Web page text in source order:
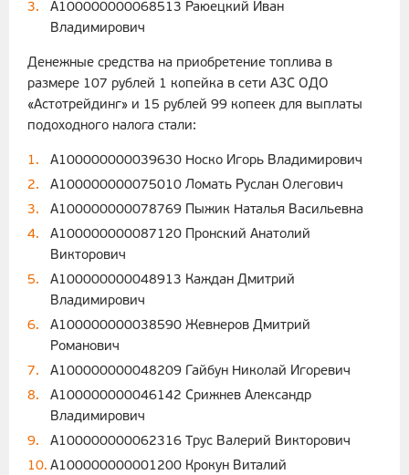
A100000000068513 Раюецкий Иван
Владимирович
Денежные средства на приобретение топлива в
размере 107 рублей 1 копейка в сети АЗС ОДО
«Астотрейдинг» и 15 рублей 99 копеек для выплаты
подоходного налога стали:
A100000000039630 Носко Игорь Владимирович
A100000000075010 Ломать Руслан Олегович
A100000000078769 Пыжик Наталья Васильевна
A100000000087120 Пронский Анатолий
Викторович
A100000000048913 Каждан Дмитрий
Владимирович
A100000000038590 Жевнеров Дмитрий
Романович
A100000000048209 Гайбун Николай Игоревич
A100000000046142 Срижнев Александр
Владимирович
A100000000062316 Трус Валерий Викторович
A100000000001200 Крокун Виталий